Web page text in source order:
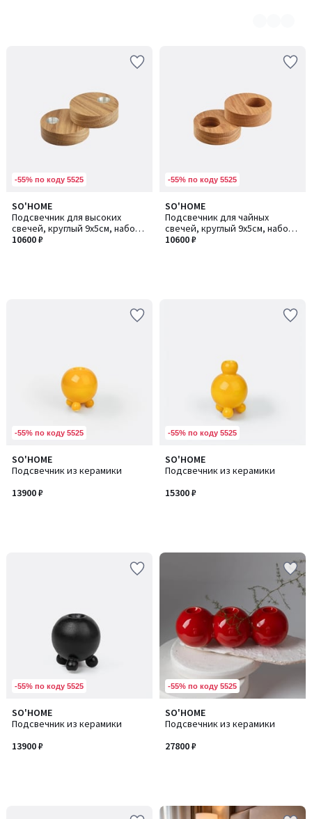
-55% по коду 5525
SO'HOME
Подсвечник для высоких
свечей, круглый 9х5см, набор
2шт
10600 ₽
-55% по коду 5525
SO'HOME
Подсвечник для чайных
свечей, круглый 9х5см, набор
2шт
10600 ₽
-55% по коду 5525
SO'HOME
Подсвечник из керамики
13900 ₽
-55% по коду 5525
SO'HOME
Подсвечник из керамики
15300 ₽
-55% по коду 5525
SO'HOME
Подсвечник из керамики
13900 ₽
-55% по коду 5525
SO'HOME
Подсвечник из керамики
27800 ₽